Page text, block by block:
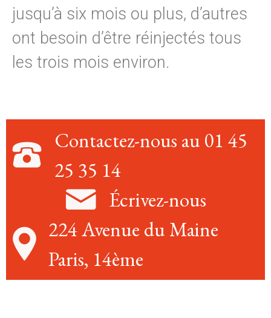
jusqu’à six mois ou plus, d’autres
ont besoin d’être réinjectés tous
les trois mois environ.
Contactez-nous au 01 45
25 35 14
Écrivez-nous
224 Avenue du Maine
Paris, 14ème